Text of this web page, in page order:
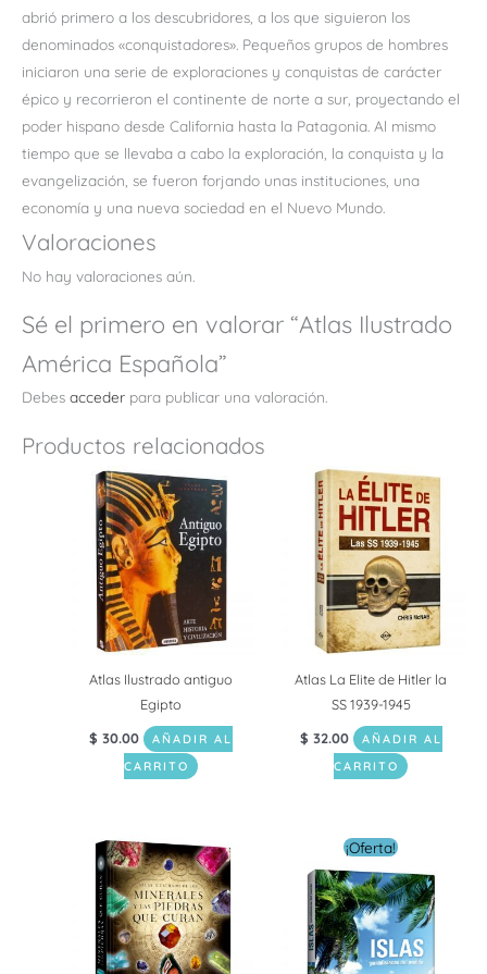
abrió primero a los descubridores, a los que siguieron los
denominados «conquistadores». Pequeños grupos de hombres
iniciaron una serie de exploraciones y conquistas de carácter
épico y recorrieron el continente de norte a sur, proyectando el
poder hispano desde California hasta la Patagonia. Al mismo
tiempo que se llevaba a cabo la exploración, la conquista y la
evangelización, se fueron forjando unas instituciones, una
economía y una nueva sociedad en el Nuevo Mundo.
Valoraciones
No hay valoraciones aún.
Sé el primero en valorar “Atlas Ilustrado
América Española”
Debes acceder para publicar una valoración.
Productos relacionados
Atlas Ilustrado antiguo
Egipto
$ 30.00
AÑADIR AL
CARRITO
Atlas La Elite de Hitler la
SS 1939-1945
$ 32.00
AÑADIR AL
CARRITO
¡Oferta!
El
precio
original
era:
$ 18.00.
actual
es:
$ 6.00.